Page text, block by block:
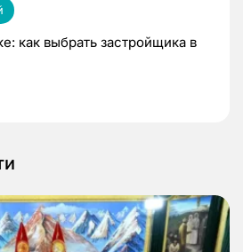
как выбрать застройщика в